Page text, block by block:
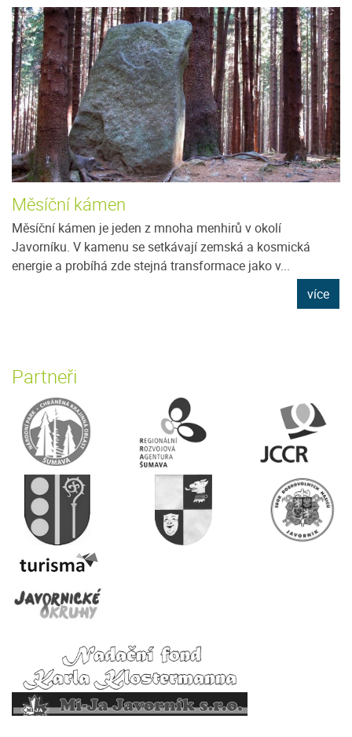
Měsíční kámen
Měsíční kámen je jeden z mnoha menhirů v okolí
Javorníku. V kamenu se setkávají zemská a kosmická
energie a probíhá zde stejná transformace jako v...
více
Partneři